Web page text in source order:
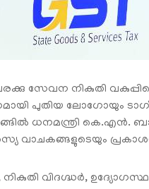
സേവന നികുതി
പുതിയ ലോഗോയും
ധനമന്ത്രി
വാചകങ്ങളുടെയും
വിദഗ്ദ്ധർ,